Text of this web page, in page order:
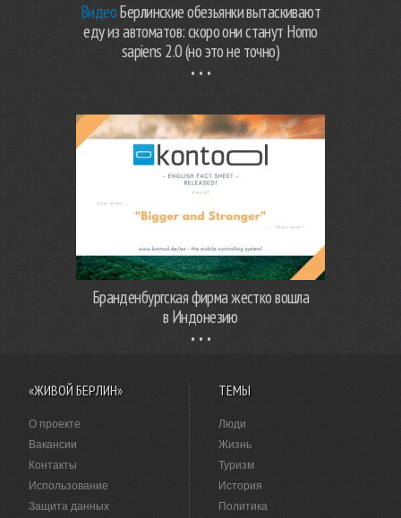
ВидеоБерлинские обезьянки вытаскивают
еду из автоматов: скоро они станут Homo
sapiens 2.0 (но это не точно)
Бранденбургская фирма жестко вошла
в Индонезию
«ЖИВОЙ БЕРЛИН»
О проекте
Вакансии
Контакты
Использование
Защита данных
ТЕМЫ
Люди
Жизнь
Туризм
История
Политика